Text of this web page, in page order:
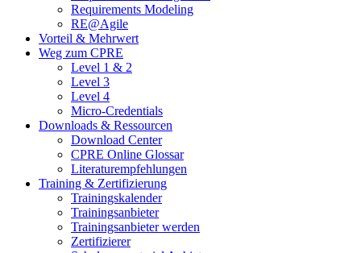
Requirements Modeling
RE@Agile
Vorteil & Mehrwert
Weg zum CPRE
Level 1 & 2
Level 3
Level 4
Micro-Credentials
Downloads & Ressourcen
Download Center
CPRE Online Glossar
Literaturempfehlungen
Training & Zertifizierung
Trainingskalender
Trainingsanbieter
Trainingsanbieter werden
Zertifizierer